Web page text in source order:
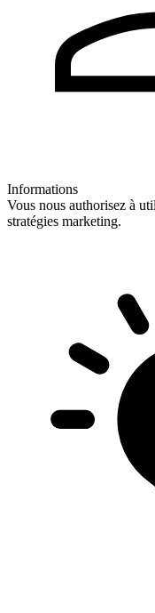
Informations
Vous nous authorisez à
stratégies marketing.